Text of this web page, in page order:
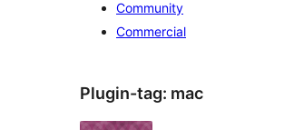
Community
Commercial
Plugin-tag: mac